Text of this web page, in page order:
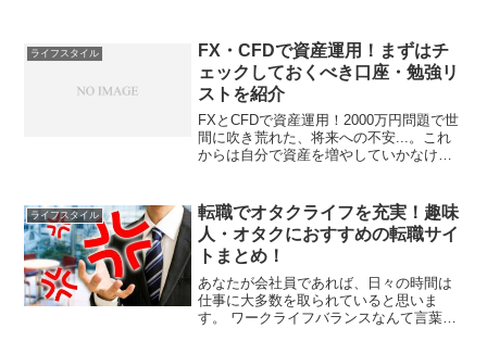
ライフスタイル
FX・CFDで資産運用！まずはチ
ェックしておくべき口座・勉強リ
ストを紹介
FXとCFDで資産運用！2000万円問題で世
間に吹き荒れた、将来への不安...。これ
からは自分で資産を増やしていかなけれ
すめ口座やツールを紹介します！まずは
口座を開...
ライフスタイル
転職でオタクライフを充実！趣味
人・オタクにおすすめの転職サイ
トまとめ！
あなたが会社員であれば、日々の時間は
仕事に大多数を取られていると思いま
す。 ワークライフバランスなんて言葉が